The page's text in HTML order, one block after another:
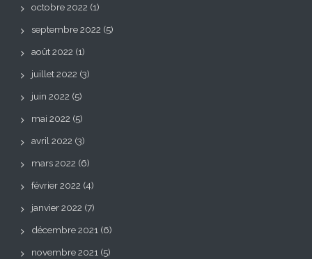
octobre 2022 (1)
septembre 2022 (5)
août 2022 (1)
juillet 2022 (3)
juin 2022 (5)
mai 2022 (5)
avril 2022 (3)
mars 2022 (6)
février 2022 (4)
janvier 2022 (7)
décembre 2021 (6)
novembre 2021 (5)